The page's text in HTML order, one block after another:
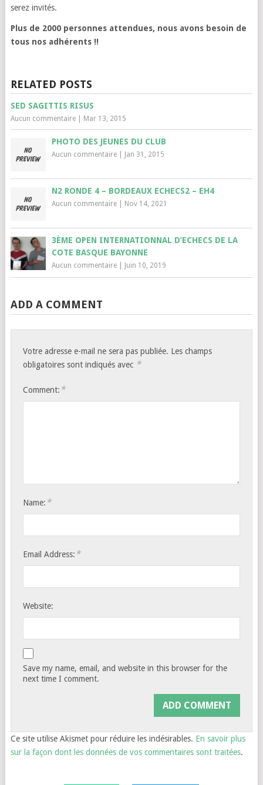
serez invités.
Plus de 2000 personnes attendues, nous avons besoin de
tous nos adhérents !!
RELATED POSTS
SED SAGITTIS RISUS
Aucun commentaire| Mar 13, 2015
PHOTO DES JEUNES DU CLUB
Aucun commentaire| Jan 31, 2015
N2 RONDE 4 – BORDEAUX ECHECS2 – EH4
Aucun commentaire| Nov 14, 2021
3ÈME OPEN INTERNATIONNAL D’ECHECS DE LA
COTE BASQUE BAYONNE
Aucun commentaire| Juin 10, 2019
ADD A COMMENT
Votre adresse e-mail ne sera pas publiée. Les champs
obligatoires sont indiqués avec *
Comment: *
Name: *
Email Address: *
Website:
Save my name, email, and website in this browser for the
next time I comment.
Ce site utilise Akismet pour réduire les indésirables. En savoir plus
sur la façon dont les données de vos commentaires sont traitées.